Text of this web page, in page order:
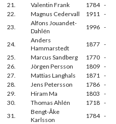
21.
Valentin Frank 1784 -
22.
Magnus Cedervall 1911 -
23.
Alfons Jouandet-
Dahlén
1996 -
24.
Anders
Hammarstedt
1877 -
25.
Marcus Sandberg 1770 -
26.
Jörgen Persson 1809 -
27.
Mattias Langhals 1871 -
28.
Jens Petersson 1786 -
29.
Hiram Ma 1803 -
30.
Thomas Ahlén 1718 -
31.
Bengt-Åke
Karlsson
1784 -